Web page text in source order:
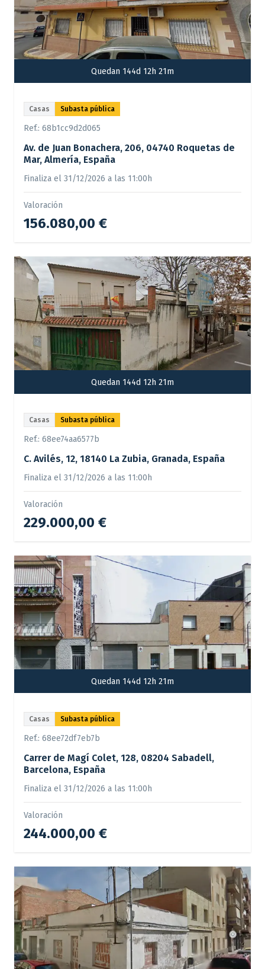
Quedan 144d 12h 21m
Casas Subasta pública
Ref.: 68b1cc9d2d065
Av. de Juan Bonachera, 206, 04740 Roquetas de
Mar, Almería, España
Finaliza el 31/12/2026 a las 11:00h
Valoración
156.080,00 €
Quedan 144d 12h 21m
Casas Subasta pública
Ref.: 68ee74aa6577b
C. Avilés, 12, 18140 La Zubia, Granada, España
Finaliza el 31/12/2026 a las 11:00h
Valoración
229.000,00 €
Quedan 144d 12h 21m
Casas Subasta pública
Ref.: 68ee72df7eb7b
Carrer de Magí Colet, 128, 08204 Sabadell,
Barcelona, España
Finaliza el 31/12/2026 a las 11:00h
Valoración
244.000,00 €